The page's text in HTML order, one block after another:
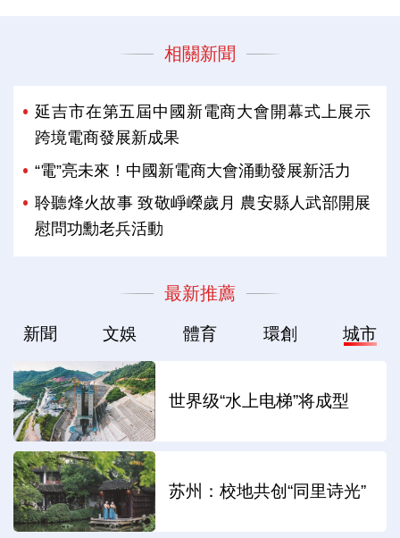
相關新聞
延吉市在第五屆中國新電商大會開幕式上展示
跨境電商發展新成果
“電”亮未來！中國新電商大會涌動發展新活力
聆聽烽火故事 致敬崢嶸歲月 農安縣人武部開展
慰問功勳老兵活動
最新推薦
新聞 文娛 體育 環創 城市
世界级“水上电梯”将成型
苏州：校地共创“同里诗光”